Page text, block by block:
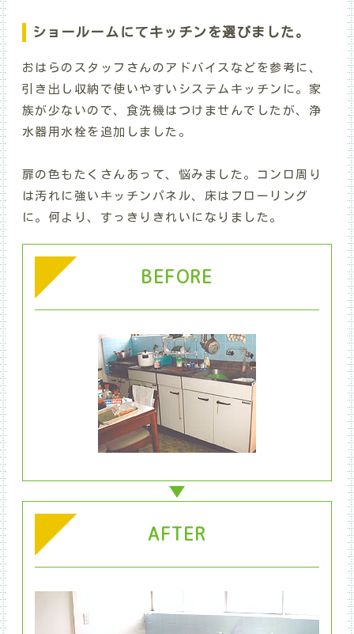
ショールームにてキッチンを選びました。
おはらのスタッフさんのアドバイスなどを参考に、
引き出し収納で使いやすいシステムキッチンに。家
族が少ないので、食洗機はつけませんでしたが、浄
水器用水栓を追加しました。
扉の色もたくさんあって、悩みました。コンロ周り
は汚れに強いキッチンパネル、床はフローリング
に。何より、すっきりきれいになりました。
BEFORE
AFTER